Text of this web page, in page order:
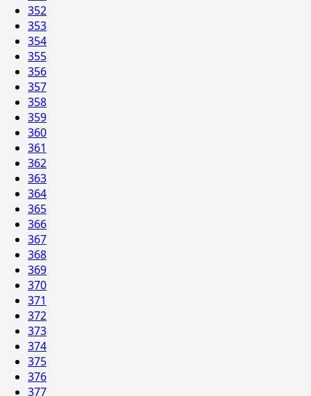
352
353
354
355
356
357
358
359
360
361
362
363
364
365
366
367
368
369
370
371
372
373
374
375
376
377